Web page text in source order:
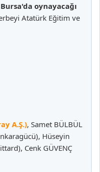
oynayacağı
Atatürk Eğitim ve
A.Ş.), Samet BÜLBÜL
Hüseyin
Cenk GÜVENÇ